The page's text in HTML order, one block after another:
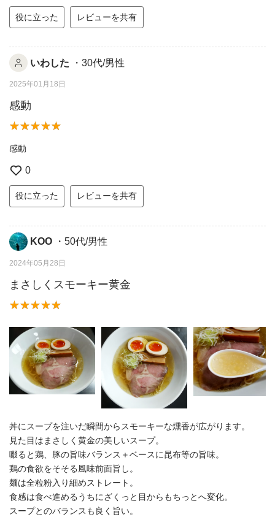
役に立った レビューを共有
いわした ・30代/男性
2025年01月18日
感動
感動
0
役に立った レビューを共有
KOO ・50代/男性
2024年05月28日
まさしくスモーキー黄金
丼にスープを注いだ瞬間からスモーキーな燻香が広がります。
見た目はまさしく黄金の美しいスープ。
啜ると鶏、豚の旨味バランス＋ベースに昆布等の旨味。
鶏の食欲をそそる風味前面旨し。
麺は全粒粉入り細めストレート。
食感は食べ進めるうちにざくっと目からもちっとへ変化。
スープとのバランスも良く旨い。